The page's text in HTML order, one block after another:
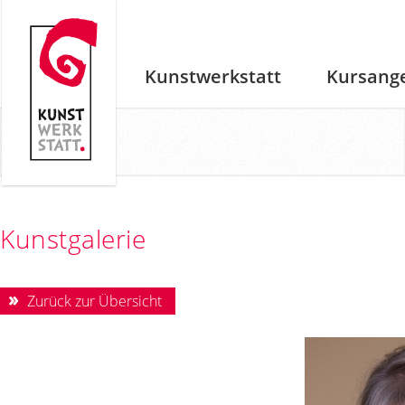
Kunstwerkstatt
Kunstgalerie
Zurück zur Übersicht